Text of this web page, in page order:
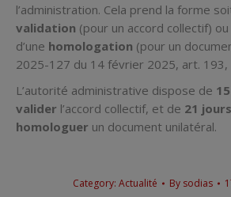
l’administration. Cela prend la forme
validation (pour un accord collectif) ou
d’une homologation (pour un
2025-127 du 14 février 2025, art. 193,
L’autorité administrative dispose de
valider l’accord collectif, et de 21
homologuer un document unilatéral.
Category: Actualité By sodias